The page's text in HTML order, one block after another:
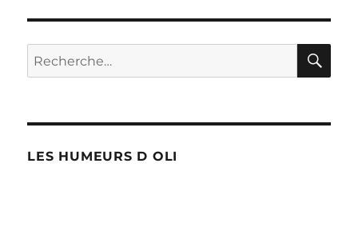
Recherche
pour :
LES HUMEURS D OLI